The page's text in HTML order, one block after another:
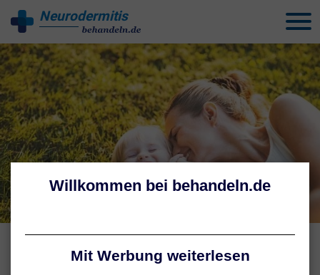
Neurodermitisbehandeln
BETROFFENE KÖRPERSTELLEN
Neurodermitis: Lokalisation